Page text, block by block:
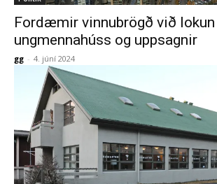
Fordæmir vinnubrögð við lokun
ungmennahúss og uppsagnir
gg - 4. júní 2024